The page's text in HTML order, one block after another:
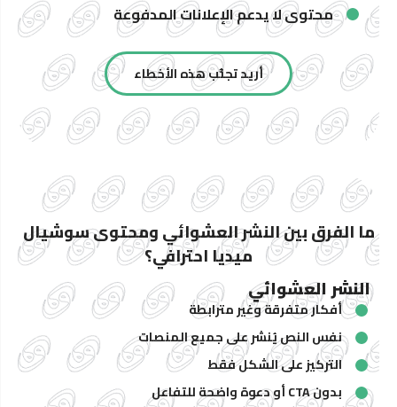
محتوى لا يدعم الإعلانات المدفوعة
أريد تجنُّب هذه الأخطاء
ما الفرق بين النشر العشوائي ومحتوى سوشيال
ميديا احترافي؟
النشر العشوائي
أفكار متفرقة وغير مترابطة
نفس النص يُنشر على جميع المنصات
التركيز على الشكل فقط
بدون CTA أو دعوة واضحة للتفاعل